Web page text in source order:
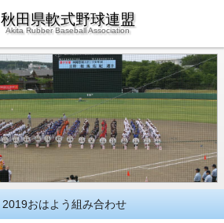
秋田県軟式野球連盟
Akita Rubber Baseball Association
2019おはよう組み合わせ